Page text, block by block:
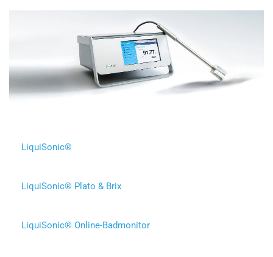
LiquiSonic®
LiquiSonic® Plato & Brix
LiquiSonic® Online-Badmonitor